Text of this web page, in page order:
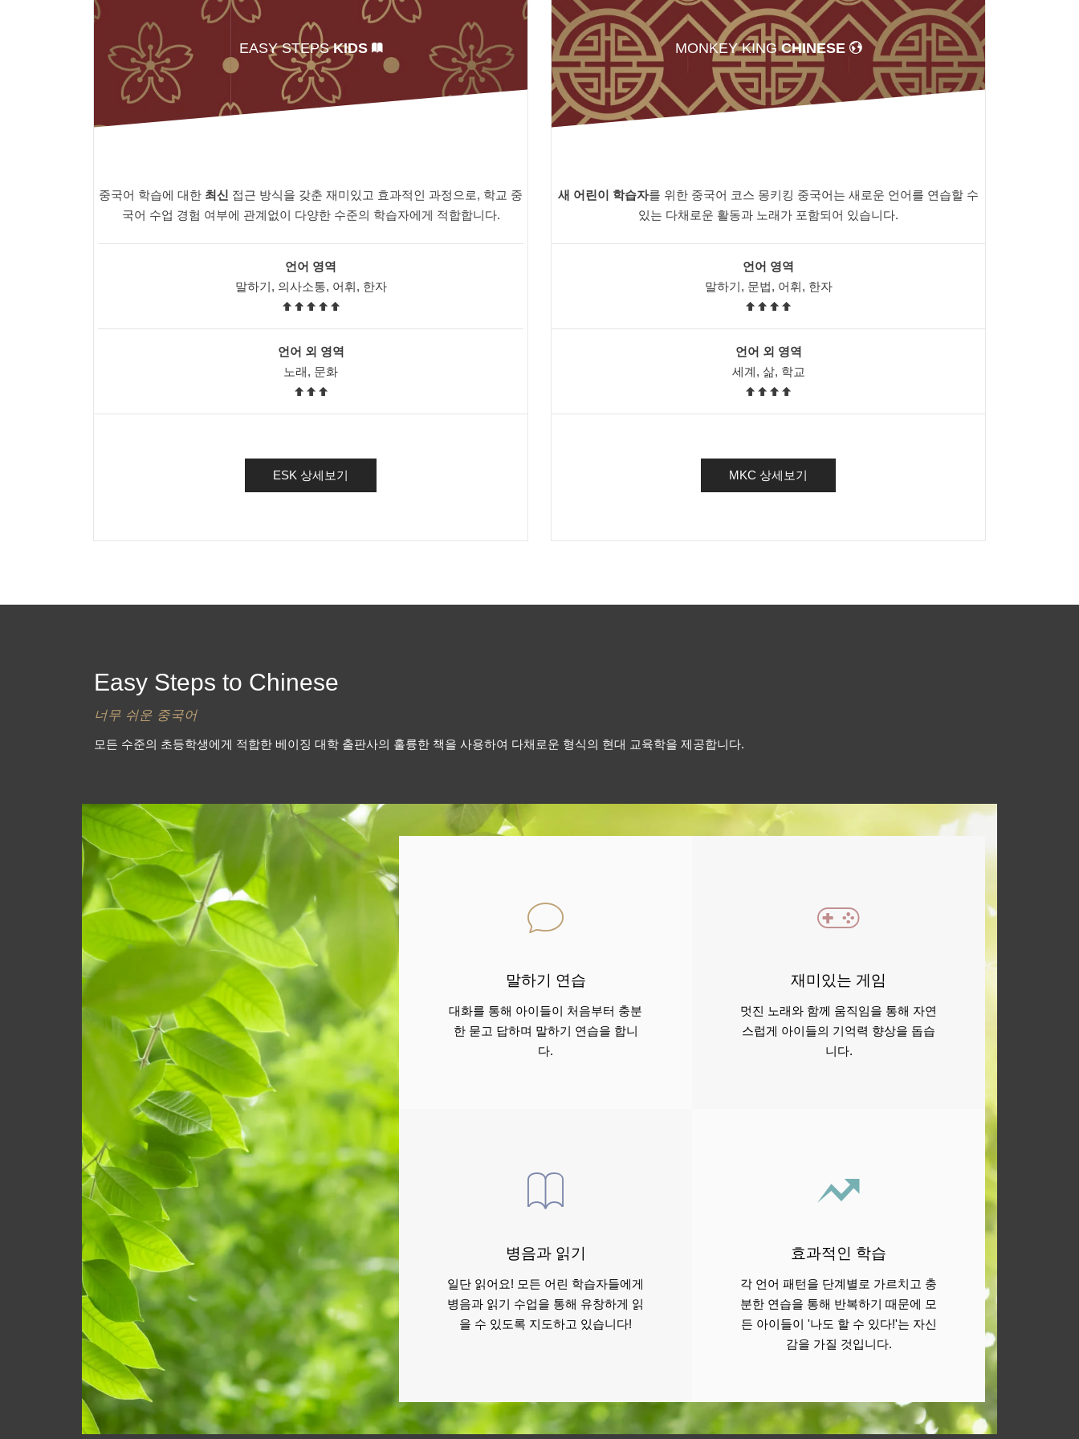
EASY STEPSKIDS
중국어 학습에 대한 최신 접근 방식을 갖춘 재미있고 효과적인 과정으로, 학교 중
국어 수업 경험 여부에 관계없이 다양한 수준의 학습자에게 적합합니다.
언어 영역
말하기, 의사소통, 어휘, 한자
언어 외 영역
노래, 문화
ESK 상세보기
MONKEY KINGCHINESE
새 어린이 학습자를 위한 중국어 코스 몽키킹 중국어는 새로운 언어를 연습할 수
있는 다채로운 활동과 노래가 포함되어 있습니다.
언어 영역
말하기, 문법, 어휘, 한자
언어 외 영역
세계, 삶, 학교
MKC 상세보기
Easy Steps to Chinese
너무 쉬운 중국어
모든 수준의 초등학생에게 적합한 베이징 대학 출판사의 훌륭한 책을 사용하여 다채로운 형식의 현대 교육학을 제공합니다.
말하기 연습
대화를 통해 아이들이 처음부터 충분
한 묻고 답하며 말하기 연습을 합니
다.
재미있는 게임
멋진 노래와 함께 움직임을 통해 자연
스럽게 아이들의 기억력 향상을 돕습
니다.
병음과 읽기
일단 읽어요! 모든 어린 학습자들에게
병음과 읽기 수업을 통해 유창하게 읽
을 수 있도록 지도하고 있습니다!
효과적인 학습
각 언어 패턴을 단계별로 가르치고 충
분한 연습을 통해 반복하기 때문에 모
든 아이들이 '나도 할 수 있다!'는 자신
감을 가질 것입니다.